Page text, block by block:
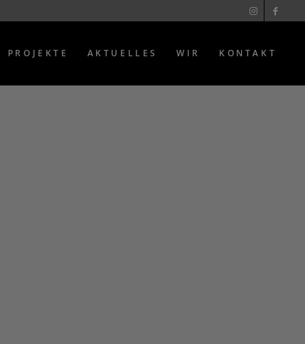
PROJEKTE AKTUELLES WIR KONTAKT